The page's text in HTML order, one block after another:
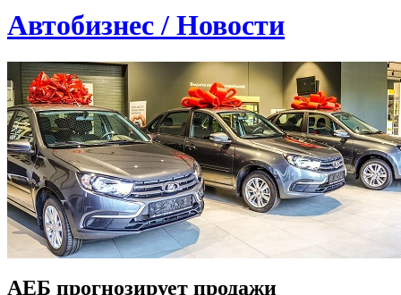
Автобизнес / Новости
АЕБ прогнозирует продажи